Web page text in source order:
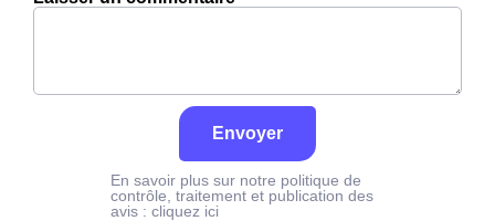
Envoyer
En savoir plus sur notre politique de
contrôle, traitement et publication des
avis : cliquez ici